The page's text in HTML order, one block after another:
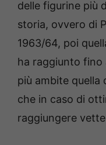
delle figurine più
storia, ovvero di
1963/64, poi
ha raggiunto fino
più ambite quella
che in caso di
raggiungere